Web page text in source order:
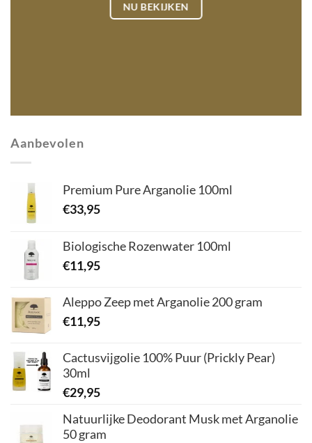
NU BEKIJKEN
Aanbevolen
Premium Pure Arganolie 100ml
€33,95
Biologische Rozenwater 100ml
€11,95
Aleppo Zeep met Arganolie 200 gram
€11,95
Cactusvijgolie 100% Puur (Prickly Pear)
30ml
€29,95
Natuurlijke Deodorant Musk met Arganolie
50 gram